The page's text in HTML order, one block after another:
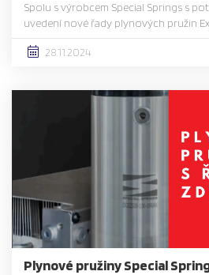
Spolu s výrobcem Special Springs s
uvedení nové řady plynových pružin
28.11.2024
Plynové pružiny Special